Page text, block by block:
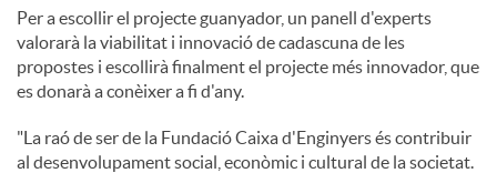
t
s
Per a escollir el projecte guanyador, un panell d'experts
valorarà la viabilitat i innovació de cadascuna de les
propostes i escollirà finalment el projecte més innovador, que
es donarà a conèixer a fi d'any.
"La raó de ser de la Fundació Caixa d'Enginyers és contribuir
al desenvolupament social, econòmic i cultural de la societat.